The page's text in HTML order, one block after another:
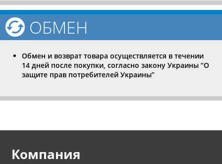
ОБМЕН
Обмен и возврат товара осуществляется в течении
14 дней после покупки, согласно закону Украины “О
защите прав потребителей Украины”
Компания